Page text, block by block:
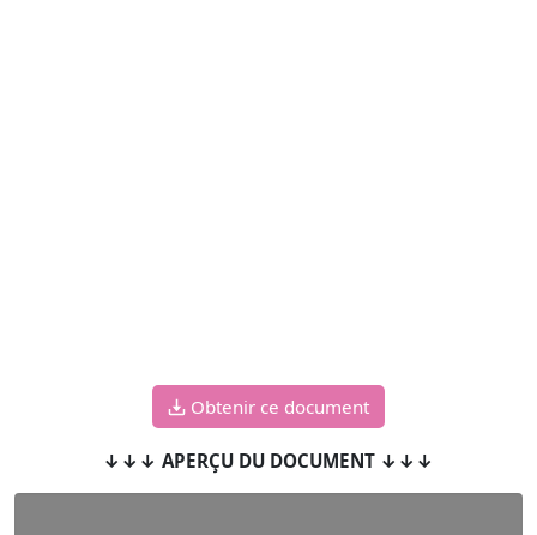
Obtenir ce document
↓↓↓ APERÇU DU DOCUMENT ↓↓↓